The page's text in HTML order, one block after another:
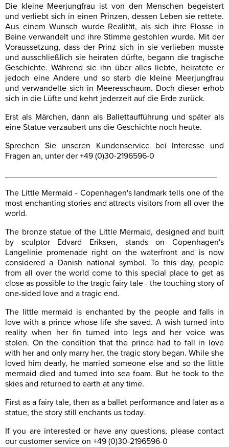
Die kleine Meerjungfrau ist von den Menschen begeistert
und verliebt sich in einen Prinzen, dessen Leben sie rettete.
Aus einem Wunsch wurde Realität, als sich ihre Flosse in
Beine verwandelt und ihre Stimme gestohlen wurde. Mit der
Voraussetzung, dass der Prinz sich in sie verlieben musste
und ausschließlich sie heiraten dürfte, begann die tragische
Geschichte. Während sie ihn über alles liebte, heiratete er
jedoch eine Andere und so starb die kleine Meerjungfrau
und verwandelte sich in Meeresschaum. Doch dieser erhob
sich in die Lüfte und kehrt jederzeit auf die Erde zurück.
Erst als Märchen, dann als Ballettaufführung und später als
eine Statue verzaubert uns die Geschichte noch heute.
Sprechen Sie unseren Kundenservice bei Interesse und
Fragen an, unter der +49 (0)30-2196596-0
The Little Mermaid - Copenhagen's landmark tells one of the
most enchanting stories and attracts visitors from all over the
world.
The bronze statue of the Little Mermaid, designed and built
by sculptor Edvard Eriksen, stands on Copenhagen's
Langelinie promenade right on the waterfront and is now
considered a Danish national symbol. To this day, people
from all over the world come to this special place to get as
close as possible to the tragic fairy tale - the touching story of
one-sided love and a tragic end.
The little mermaid is enchanted by the people and falls in
love with a prince whose life she saved. A wish turned into
reality when her fin turned into legs and her voice was
stolen. On the condition that the prince had to fall in love
with her and only marry her, the tragic story began. While she
loved him dearly, he married someone else and so the little
mermaid died and turned into sea foam. But he took to the
skies and returned to earth at any time.
First as a fairy tale, then as a ballet performance and later as a
statue, the story still enchants us today.
If you are interested or have any questions, please contact
our customer service on +49 (0)30-2196596-0